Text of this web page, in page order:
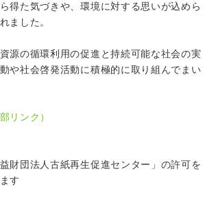
得た気づきや、環境に対する思いが込めら
ました。
源の循環利用の促進と持続可能な社会の実
や社会啓発活動に積極的に取り組んでまい
リンク）
財団法人古紙再生促進センター」の許可を
す